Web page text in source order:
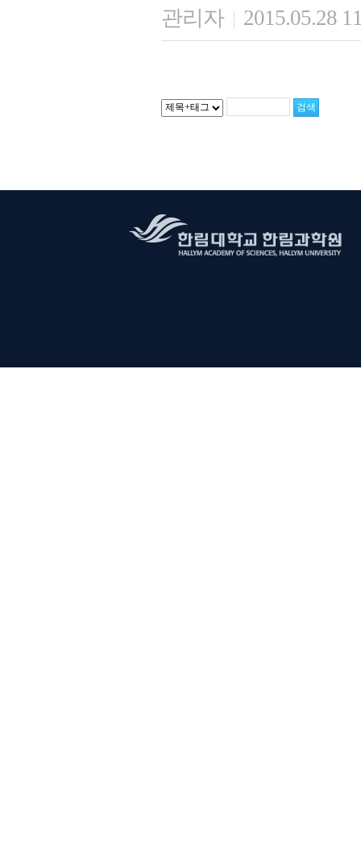
관리자 | 2015.05.28